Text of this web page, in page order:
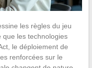
les règles du jeu
que les technologies
le déploiement de
renforcées sur le